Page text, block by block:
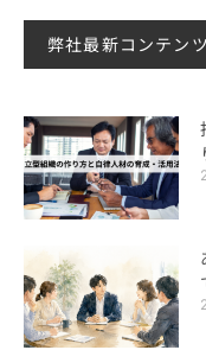
弊社最新コンテンツ